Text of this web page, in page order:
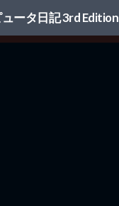
ップ
ータ日記 3rd Edition